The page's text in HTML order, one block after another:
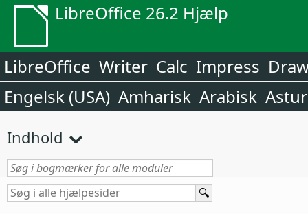
LibreOffice 26.2 Hjælp
LibreOffice Writer Calc Impress
Engelsk (USA) Amharisk Arabisk
Indhold